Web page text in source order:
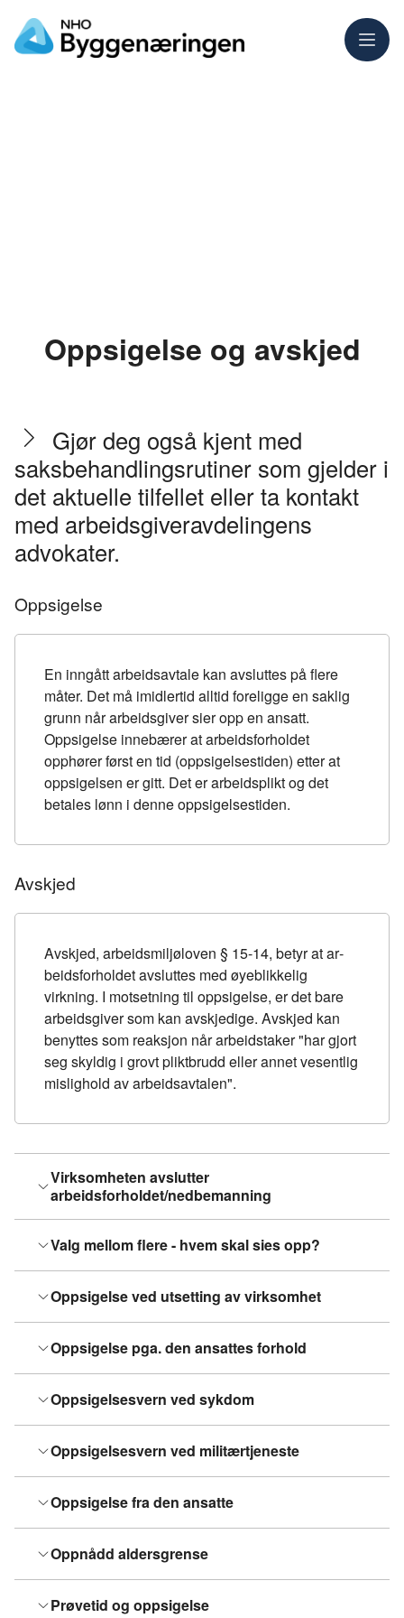
Meny
Oppsigelse og avskjed
Gjør deg også kjent med
saksbehandlingsrutiner som gjelder i
det aktuelle tilfellet eller ta kontakt
med arbeidsgiveravdelingens
advokater.
Oppsigelse
En inngått arbeidsavtale kan avsluttes på flere
måter. Det må imidlertid alltid foreligge en saklig
grunn når arbeidsgiver sier opp en ansatt.
Oppsigelse innebærer at arbeidsforholdet
opphører først en tid (oppsigelsestiden) etter at
oppsigelsen er gitt. Det er arbeidsplikt og det
betales lønn i denne oppsigelsestiden.
Avskjed
Avskjed, arbeidsmiljøloven § 15-14, betyr at ar­
beidsforholdet avsluttes med øyeblikkelig
virkning. I motsetning til oppsigelse, er det bare
arbeidsgiver som kan avskjedige. Avskjed kan
benyttes som reaksjon når arbeidstaker "har gjort
seg skyldig i grovt pliktbrudd eller annet vesentlig
mislighold av arbeidsavtalen".
Virksomheten avslutter
arbeidsforholdet/nedbemanning
Valg mellom flere - hvem skal sies opp?
Oppsigelse ved utsetting av virksomhet
Oppsigelse pga. den ansattes forhold
Oppsigelsesvern ved sykdom
Oppsigelsesvern ved militærtjeneste
Oppsigelse fra den ansatte
Oppnådd aldersgrense
Prøvetid og oppsigelse